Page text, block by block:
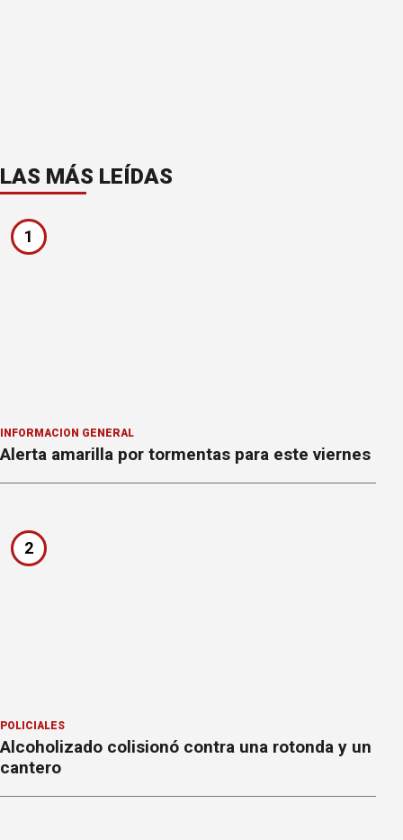
LAS MÁS LEÍDAS
1
INFORMACION GENERAL
Alerta amarilla por tormentas para este viernes
2
POLICIALES
Alcoholizado colisionó contra una rotonda y un
cantero